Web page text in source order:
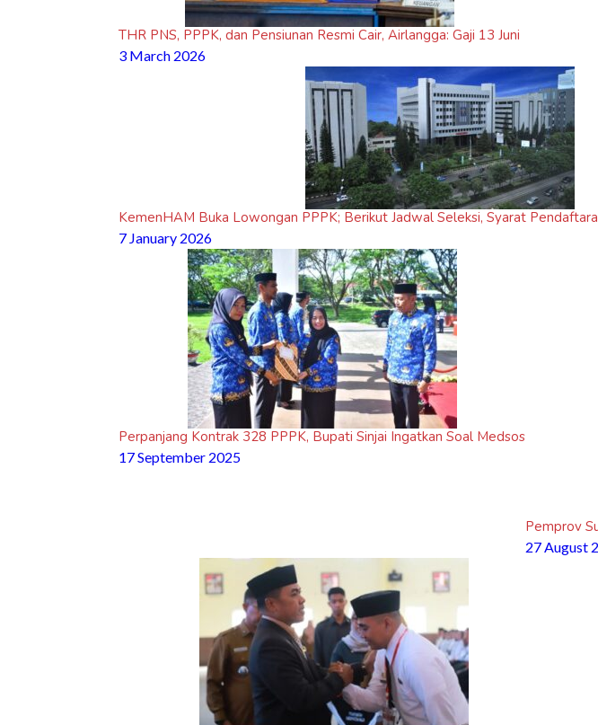
THR PNS, PPPK, dan Pensiunan Resmi Cair, Airlangga: Gaji 13 Juni
3 March 2026
KemenHAM Buka Lowongan PPPK; Berikut Jadwal Seleksi, Syarat
7 January 2026
Perpanjang Kontrak 328 PPPK, Bupati Sinjai Ingatkan Soal Medsos
17 September 2025
Pemprov
27 August